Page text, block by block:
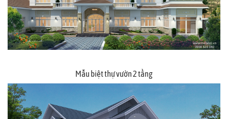
Mẫu biệt thự vườn 2 tầng